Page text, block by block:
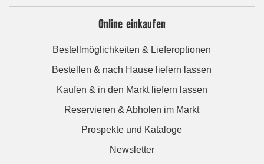
Online einkaufen
Bestellmöglichkeiten & Lieferoptionen
Bestellen & nach Hause liefern lassen
Kaufen & in den Markt liefern lassen
Reservieren & Abholen im Markt
Prospekte und Kataloge
Newsletter